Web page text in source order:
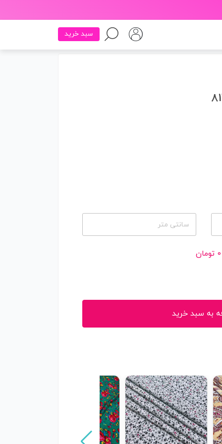
سبد خرید
سانتی متر
0 تومان
به سبد خرید